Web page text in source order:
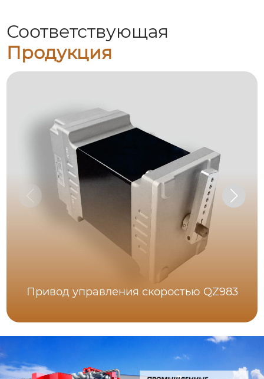
Соответствующая
Продукция
Привод управления скоростью QZ983